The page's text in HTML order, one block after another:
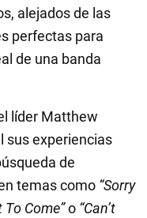
alejados de las
perfectas para
de una banda
líder Matthew
sus experiencias
de
temas como “Sorry
To Come”o “Can’t